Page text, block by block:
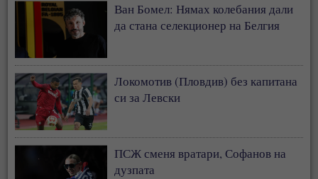
Ван Бомел: Нямах колебания дали
да стана селекционер на Белгия
Локомотив (Пловдив) без капитана
си за Левски
ПСЖ сменя вратари, Софанов на
дузпата